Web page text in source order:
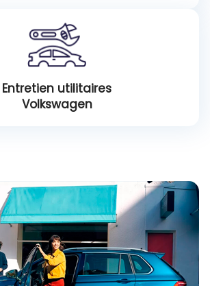
Entretien utilitaires
Volkswagen